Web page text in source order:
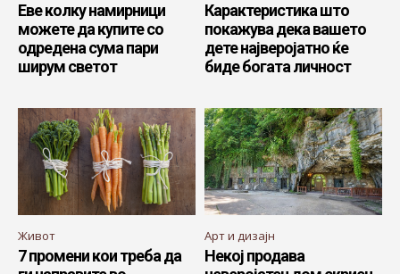
Еве колку намирници
можете да купите со
одредена сума пари
ширум светот
Карактеристика што
покажува дека вашето
дете најверојатно ќе
биде богата личност
Живот
7 промени кои треба да
Арт и дизајн
Некој продава